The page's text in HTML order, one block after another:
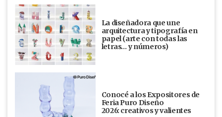
La diseñadora que une
arquitectura y tipografía en
papel (arte con todas las
letras… y números)
Conocé a los Expositores de
Feria Puro Diseño
2026: creativos y valientes